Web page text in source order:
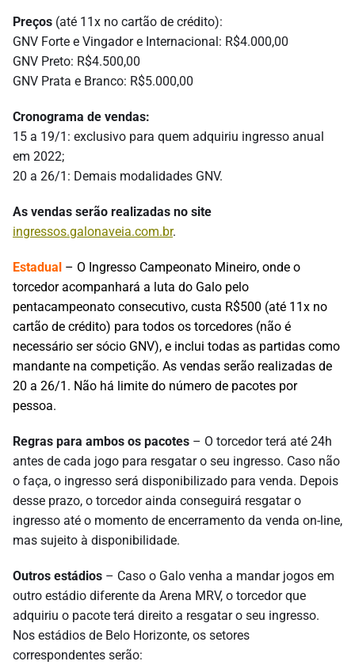
Preços (até 11x no cartão de crédito):
GNV Forte e Vingador e Internacional: R$4.000,00
GNV Preto: R$4.500,00
GNV Prata e Branco: R$5.000,00
Cronograma de vendas:
15 a 19/1: exclusivo para quem adquiriu ingresso anual
em 2022;
20 a 26/1: Demais modalidades GNV.
As vendas serão realizadas no site
ingressos.galonaveia.com.br.
Estadual – O Ingresso Campeonato Mineiro, onde o
torcedor acompanhará a luta do Galo pelo
pentacampeonato consecutivo, custa R$500 (até 11x no
cartão de crédito) para todos os torcedores (não é
necessário ser sócio GNV), e inclui todas as partidas como
mandante na competição. As vendas serão realizadas de
20 a 26/1. Não há limite do número de pacotes por
pessoa.
Regras para ambos os pacotes – O torcedor terá até 24h
antes de cada jogo para resgatar o seu ingresso. Caso não
o faça, o ingresso será disponibilizado para venda. Depois
desse prazo, o torcedor ainda conseguirá resgatar o
ingresso até o momento de encerramento da venda on-line,
mas sujeito à disponibilidade.
Outros estádios – Caso o Galo venha a mandar jogos em
outro estádio diferente da Arena MRV, o torcedor que
adquiriu o pacote terá direito a resgatar o seu ingresso.
Nos estádios de Belo Horizonte, os setores
correspondentes serão: